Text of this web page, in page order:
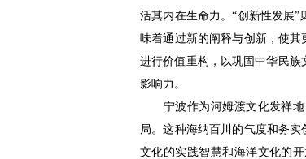
活其内在生命力。“创新性发展
味着通过新的阐释与创新，使其
进行价值重构，以巩固中华民
影响力。
宁波作为河姆渡文化发祥地
局。这种海纳百川的气度和务
文化的实践智慧和海洋文化的